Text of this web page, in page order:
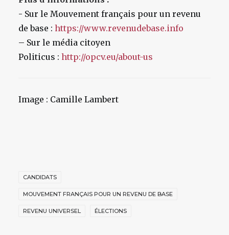
- Sur le Mouvement français pour un revenu
de base : https://www.revenudebase.info
– Sur le média citoyen
Politicus : http://opcv.eu/about-us
Image : Camille Lambert
CANDIDATS
MOUVEMENT FRANÇAIS POUR UN REVENU DE BASE
REVENU UNIVERSEL ÉLECTIONS